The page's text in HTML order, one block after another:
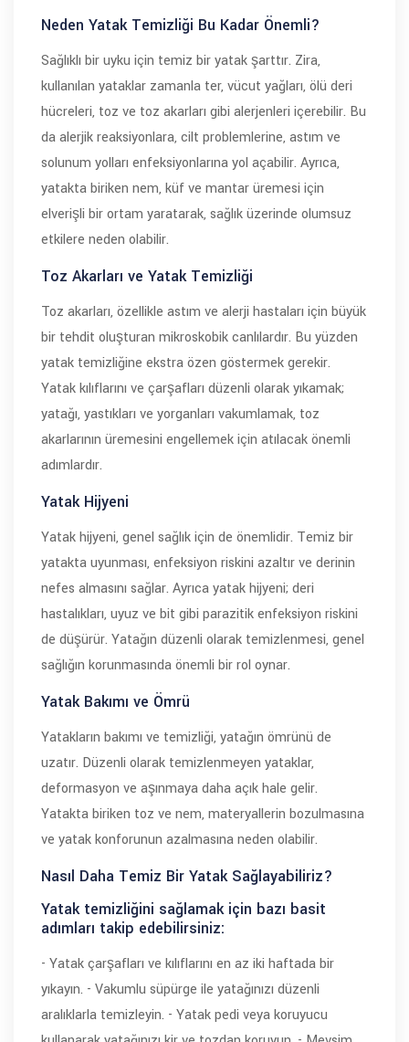
Neden Yatak Temizliği Bu Kadar Önemli?
Sağlıklı bir uyku için temiz bir yatak şarttır. Zira,
kullanılan yataklar zamanla ter, vücut yağları, ölü deri
hücreleri, toz ve toz akarları gibi alerjenleri içerebilir. Bu
da alerjik reaksiyonlara, cilt problemlerine, astım ve
solunum yolları enfeksiyonlarına yol açabilir. Ayrıca,
yatakta biriken nem, küf ve mantar üremesi için
elverişli bir ortam yaratarak, sağlık üzerinde olumsuz
etkilere neden olabilir.
Toz Akarları ve Yatak Temizliği
Toz akarları, özellikle astım ve alerji hastaları için büyük
bir tehdit oluşturan mikroskobik canlılardır. Bu yüzden
yatak temizliğine ekstra özen göstermek gerekir.
Yatak kılıflarını ve çarşafları düzenli olarak yıkamak;
yatağı, yastıkları ve yorganları vakumlamak, toz
akarlarının üremesini engellemek için atılacak önemli
adımlardır.
Yatak Hijyeni
Yatak hijyeni, genel sağlık için de önemlidir. Temiz bir
yatakta uyunması, enfeksiyon riskini azaltır ve derinin
nefes almasını sağlar. Ayrıca yatak hijyeni; deri
hastalıkları, uyuz ve bit gibi parazitik enfeksiyon riskini
de düşürür. Yatağın düzenli olarak temizlenmesi, genel
sağlığın korunmasında önemli bir rol oynar.
Yatak Bakımı ve Ömrü
Yatakların bakımı ve temizliği, yatağın ömrünü de
uzatır. Düzenli olarak temizlenmeyen yataklar,
deformasyon ve aşınmaya daha açık hale gelir.
Yatakta biriken toz ve nem, materyallerin bozulmasına
ve yatak konforunun azalmasına neden olabilir.
Nasıl Daha Temiz Bir Yatak Sağlayabiliriz?
Yatak temizliğini sağlamak için bazı basit
adımları takip edebilirsiniz:
- Yatak çarşafları ve kılıflarını en az iki haftada bir
yıkayın. - Vakumlu süpürge ile yatağınızı düzenli
aralıklarla temizleyin. - Yatak pedi veya koruyucu